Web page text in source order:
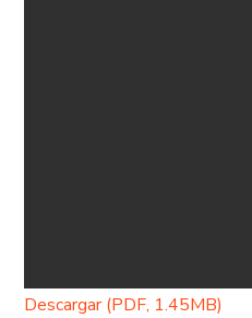
Descargar (PDF, 1.45MB)